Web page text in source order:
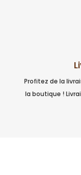
Profitez de la
la boutique !